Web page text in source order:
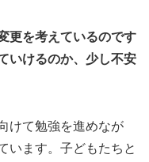
更を考えているのです
いけるのか、少し不安
けて勉強を進めなが
います。子どもたちと